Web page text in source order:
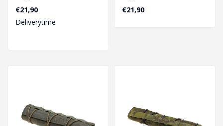
vervaardigd van 500D
nylon stof. Het v..
€21,90
Deliverytime
vervaardigd van 500D
nylon stof. Het v..
€21,90